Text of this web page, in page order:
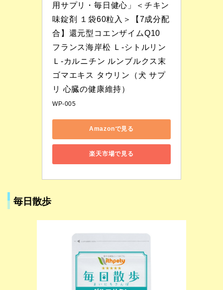
用サプリ・毎日健心」＜チキン
味錠剤 １袋60粒入＞【7成分配
合】還元型コエンザイムQ10
フランス海岸松 Ｌ-シトルリン
Ｌ-カルニチン ルンブルクス末
ゴマエキス タウリン（犬 サプ
リ 心臓の健康維持）
WP-005
Amazonで見る
楽天市場で見る
毎日散歩